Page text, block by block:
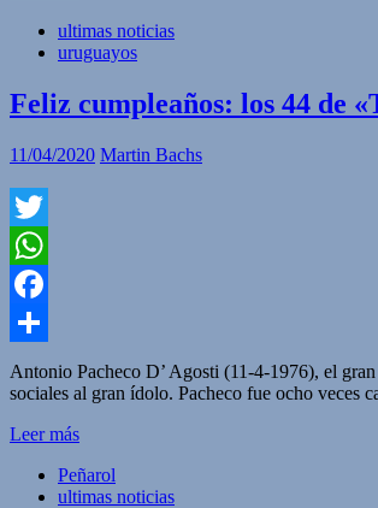
ultimas noticias
uruguayos
Feliz cumpleaños: los 44 de
11/04/2020 Martin Bachs
Twitter
WhatsApp
Facebook
Compartir
Antonio Pacheco D’ Agosti (11-4-1976), el
sociales al gran ídolo. Pacheco fue ocho veces
Leer más
Peñarol
ultimas noticias